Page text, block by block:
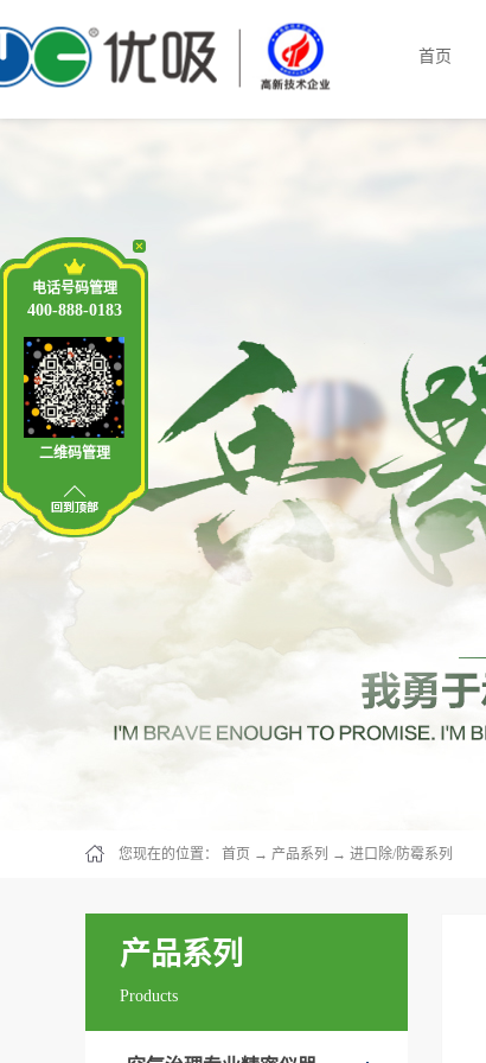
首页
您现在的位置： 首页 → 产品系列 → 进口除/防霉系列
产品系列
Products
电话号码管理
400-888-0183
二维码管理